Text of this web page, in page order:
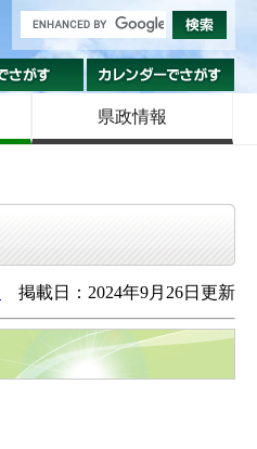
組織でさがす
県政情報
掲載日：2024年9月26日更新